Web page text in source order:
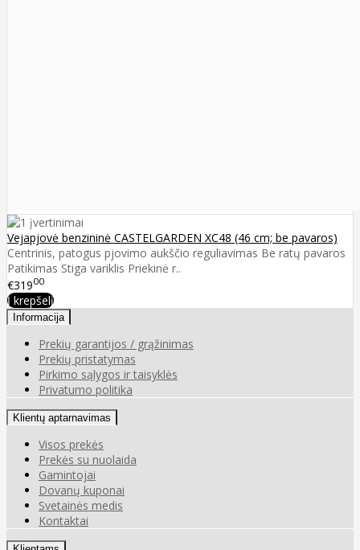
Vejapjovė benzininė CASTELGARDEN XC48 (46 cm; be pavaros)
Centrinis, patogus pjovimo aukščio reguliavimas Be ratų pavaros
Patikimas Stiga variklis Priekinė r..
€31900
Į krepšelį
Informacija
Prekių garantijos / grąžinimas
Prekių pristatymas
Pirkimo sąlygos ir taisyklės
Privatumo politika
Klientų aptarnavimas
Visos prekės
Prekės su nuolaida
Gamintojai
Dovanų kuponai
Svetainės medis
Kontaktai